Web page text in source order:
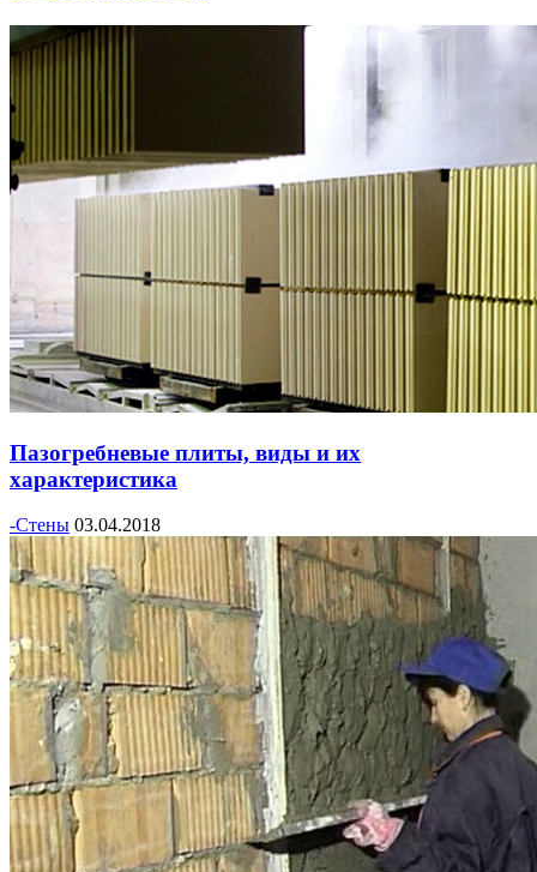
Пазогребневые плиты, виды и их
характеристика
-Стены 03.04.2018